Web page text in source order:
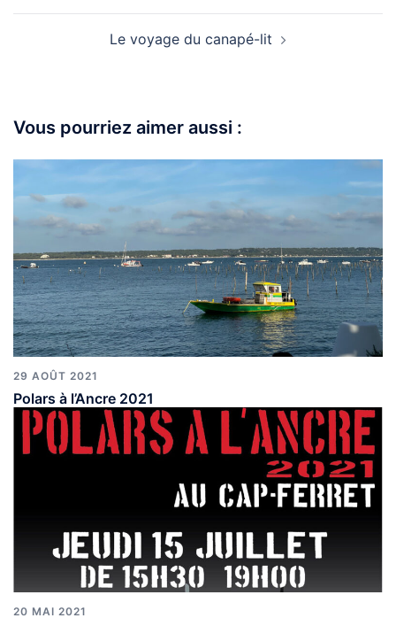
Le voyage du canapé-lit
Vous pourriez aimer aussi :
29 AOÛT 2021
Polars à l’Ancre 2021
20 MAI 2021